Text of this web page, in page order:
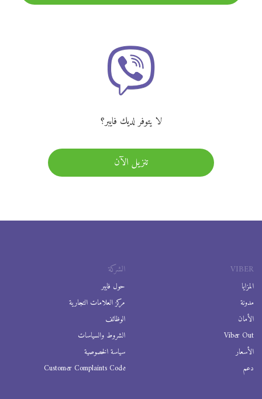
لا يتوفر لديك فايبر؟
تنزيل الآن
VIBER
المزايا
مدونة
الأمان
Viber Out
الأسعار
دعم
الشركة
حول فايبر
مركز العلامات التجارية
الوظائف
الشروط والسياسات
سياسة الخصوصية
Customer Complaints Code